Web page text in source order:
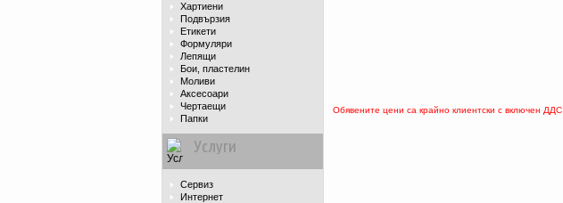
Хартиени
Подвързия
Етикети
Формуляри
Лепящи
Бои, пластелин
Моливи
Аксесоари
Чертаещи
Папки
Услуги
Сервиз
Интернет
Обявените цени са крайно клиентски с включен ДДС